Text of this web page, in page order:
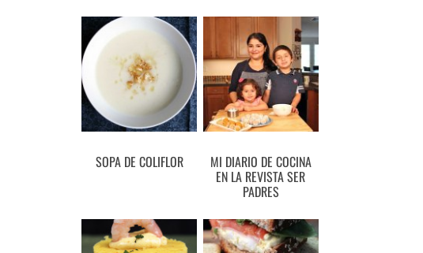
SOPA DE COLIFLOR MI DIARIO DE COCINA
EN LA REVISTA SER
PADRES